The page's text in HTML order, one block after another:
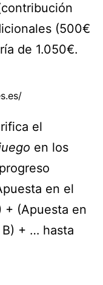
(500€
de 1.050€.
el
en los
en el
+ (Apuesta en
+ … hasta